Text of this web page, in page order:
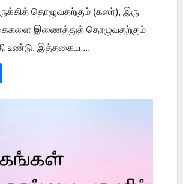
தொழுவதற்கும் (கஸர்), இரு
இணைத்துத் தொழுவதற்கும்
உண்டு. இத்தகைய ...